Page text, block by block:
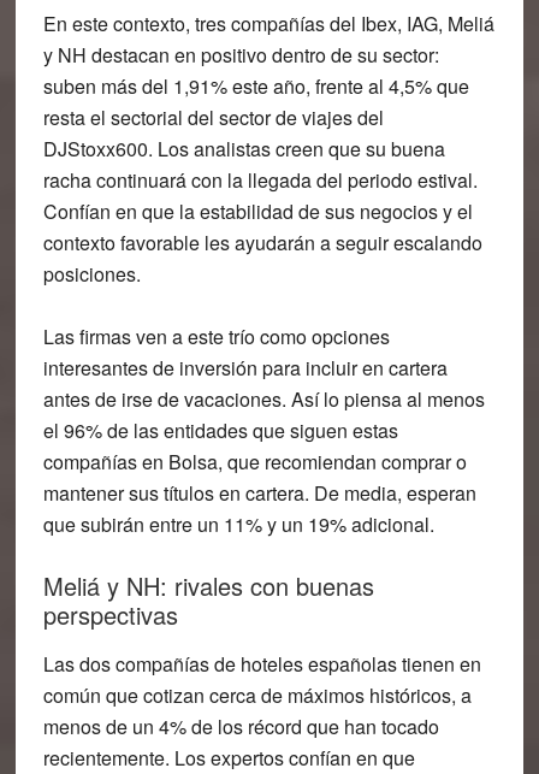
En este contexto, tres compañías del Ibex, IAG, Meliá
y NH destacan en positivo dentro de su sector:
suben más del 1,91% este año, frente al 4,5% que
resta el sectorial del sector de viajes del
DJStoxx600. Los analistas creen que su buena
racha continuará con la llegada del periodo estival.
Confían en que la estabilidad de sus negocios y el
contexto favorable les ayudarán a seguir escalando
posiciones.
Las firmas ven a este trío como opciones
interesantes de inversión para incluir en cartera
antes de irse de vacaciones. Así lo piensa al menos
el 96% de las entidadesque siguen estas
compañías en Bolsa, que recomiendan comprar o
mantener sus títulos en cartera. De media, esperan
quesubirán entre un 11% y un 19% adicional.
Meliá y NH: rivales con buenas
perspectivas
Las dos compañías de hoteles españolas tienen en
común que cotizan cerca de máximos históricos, a
menos de un 4% de los récord que han tocado
recientemente. Los expertos confían en que